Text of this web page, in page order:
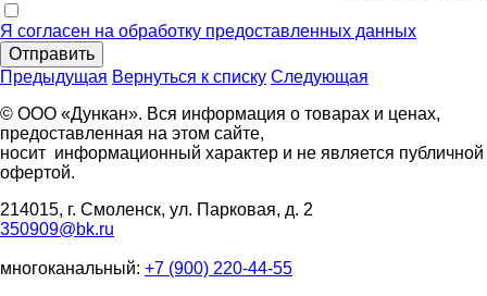
Я согласен на обработку предоставленных данных
Отправить
Предыдущая Вернуться к списку Следующая
© ООО «Дункан». Вся информация о товарах и ценах,
предоставленная на этом сайте,
носит информационный характер и не является публичной
офертой.
214015, г. Смоленск, ул. Парковая, д. 2
350909@bk.ru
многоканальный: +7 (900) 220-44-55